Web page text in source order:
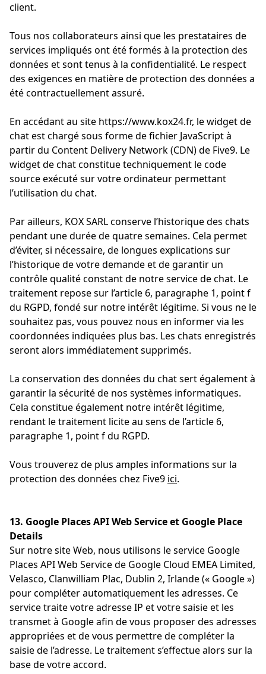
client.
Tous nos collaborateurs ainsi que les prestataires de
services impliqués ont été formés à la protection des
données et sont tenus à la confidentialité. Le respect
des exigences en matière de protection des données a
été contractuellement assuré.
En accédant au site https://www.kox24.fr, le widget de
chat est chargé sous forme de fichier JavaScript à
partir du Content Delivery Network (CDN) de Five9. Le
widget de chat constitue techniquement le code
source exécuté sur votre ordinateur permettant
l’utilisation du chat.
Par ailleurs, KOX SARL conserve l’historique des chats
pendant une durée de quatre semaines. Cela permet
d’éviter, si nécessaire, de longues explications sur
l’historique de votre demande et de garantir un
contrôle qualité constant de notre service de chat. Le
traitement repose sur l’article 6, paragraphe 1, point f
du RGPD, fondé sur notre intérêt légitime. Si vous ne le
souhaitez pas, vous pouvez nous en informer via les
coordonnées indiquées plus bas. Les chats enregistrés
seront alors immédiatement supprimés.
La conservation des données du chat sert également à
garantir la sécurité de nos systèmes informatiques.
Cela constitue également notre intérêt légitime,
rendant le traitement licite au sens de l’article 6,
paragraphe 1, point f du RGPD.
Vous trouverez de plus amples informations sur la
protection des données chez Five9 ici.
13. Google Places API Web Service et Google Place
Details
Sur notre site Web, nous utilisons le service Google
Places API Web Service de Google Cloud EMEA Limited,
Velasco, Clanwilliam Plac, Dublin 2, Irlande (« Google »)
pour compléter automatiquement les adresses. Ce
service traite votre adresse IP et votre saisie et les
transmet à Google afin de vous proposer des adresses
appropriées et de vous permettre de compléter la
saisie de l’adresse. Le traitement s’effectue alors sur la
base de votre accord.